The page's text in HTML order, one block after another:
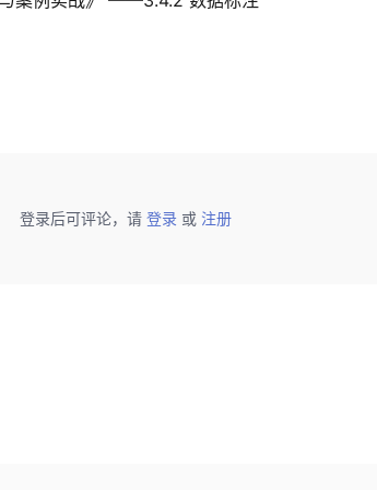
登录后可评论，请 登录 或 注册